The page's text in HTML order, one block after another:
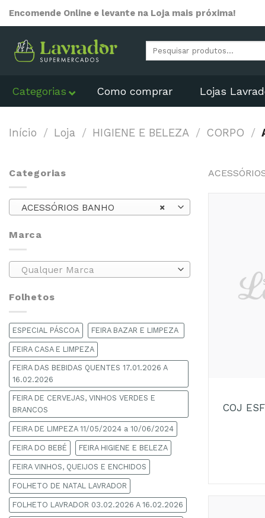
Encomende Online e levante na Loja mais próxima!
Pesquisar
Categorias Como comprar Lojas
Início / Loja / HIGIENE E BELEZA / CORPO /
Categorias
×
ACESSÓRIOS BANHO
Marca
Qualquer Marca
Folhetos
ESPECIAL PÁSCOA FEIRA BAZAR E LIMPEZA
FEIRA CASA E LIMPEZA
FEIRA DAS BEBIDAS QUENTES 17.01.2026 A
16.02.2026
FEIRA DE CERVEJAS, VINHOS VERDES E
BRANCOS
FEIRA DE LIMPEZA 11/05/2024 a 10/06/2024
FEIRA DO BEBÉ FEIRA HIGIENE E BELEZA
FEIRA VINHOS, QUEIJOS E ENCHIDOS
FOLHETO DE NATAL LAVRADOR
FOLHETO LAVRADOR 03.02.2026 A 16.02.2026
COJ